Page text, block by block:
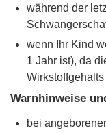
während der
wenn Ihr Kind
1 Jahr ist), da
Warnhinweise
bei